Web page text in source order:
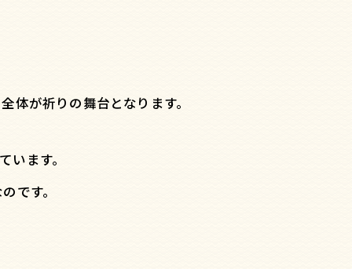
体が祈りの舞台となります。
ます。
です。